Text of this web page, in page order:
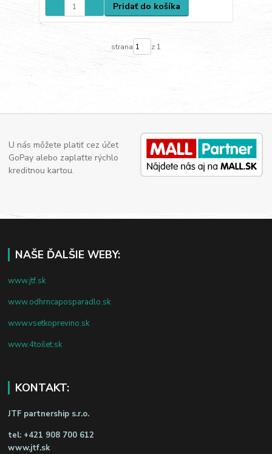
Pridať do košíka
strana z 1
U nás môžete platiť cez účet
GoPay alebo zaplaťte rýchlo
kreditnou kartou.
NAŠE ĎALŠIE WEBY:
www.jtf.sk
www.odhrncaposparadlo.sk
www.vsetkoprevino.sk
www.4toilet.sk
KONTAKT:
JTF partnership s.r.o.
tel: +421 908 700 612
www.jtf.sk